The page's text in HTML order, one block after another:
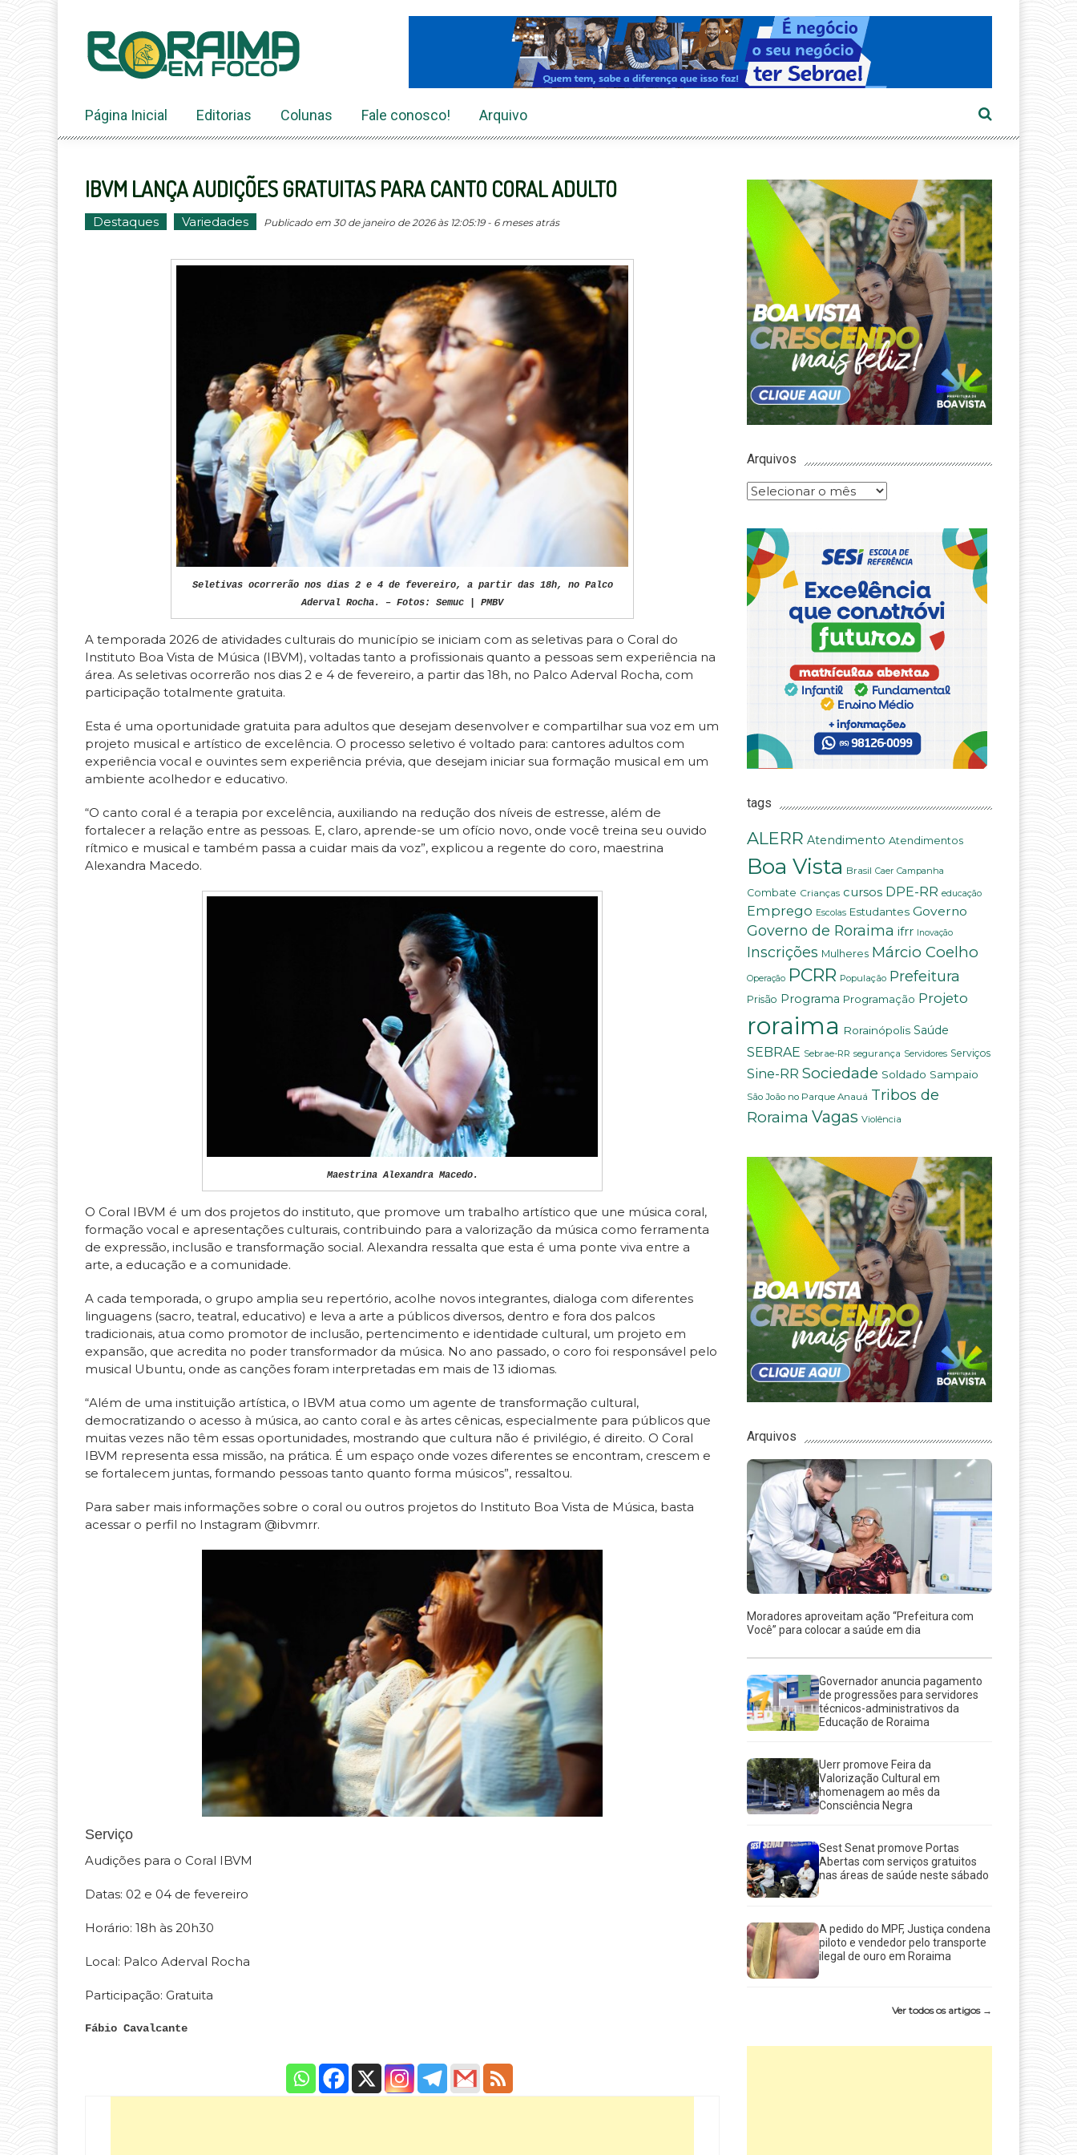
conteúdo
Página Inicial Editorias Colunas Fale conosco! Arquivo
IBVM LANÇA AUDIÇÕES GRATUITAS PARA CANTO CORAL ADULTO
Destaques Variedades Publicado em 30 de janeiro de 2026 às 12:05:19 - 6 meses atrás
Seletivas ocorrerão nos dias 2 e 4 de fevereiro, a partir das 18h, no Palco
Aderval Rocha. – Fotos: Semuc | PMBV
A temporada 2026 de atividades culturais do município se iniciam com as seletivas para o Coral do
Instituto Boa Vista de Música (IBVM), voltadas tanto a profissionais quanto a pessoas sem experiência na
área. As seletivas ocorrerão nos dias 2 e 4 de fevereiro, a partir das 18h, no Palco Aderval Rocha, com
participação totalmente gratuita.
Esta é uma oportunidade gratuita para adultos que desejam desenvolver e compartilhar sua voz em um
projeto musical e artístico de excelência. O processo seletivo é voltado para: cantores adultos com
experiência vocal e ouvintes sem experiência prévia, que desejam iniciar sua formação musical em um
ambiente acolhedor e educativo.
“O canto coral é a terapia por excelência, auxiliando na redução dos níveis de estresse, além de
fortalecer a relação entre as pessoas. E, claro, aprende-se um ofício novo, onde você treina seu ouvido
rítmico e musical e também passa a cuidar mais da voz”, explicou a regente do coro, maestrina
Alexandra Macedo.
Maestrina Alexandra Macedo.
O Coral IBVM é um dos projetos do instituto, que promove um trabalho artístico que une música coral,
formação vocal e apresentações culturais, contribuindo para a valorização da música como ferramenta
de expressão, inclusão e transformação social. Alexandra ressalta que esta é uma ponte viva entre a
arte, a educação e a comunidade.
A cada temporada, o grupo amplia seu repertório, acolhe novos integrantes, dialoga com diferentes
linguagens (sacro, teatral, educativo) e leva a arte a públicos diversos, dentro e fora dos palcos
tradicionais, atua como promotor de inclusão, pertencimento e identidade cultural, um projeto em
expansão, que acredita no poder transformador da música. No ano passado, o coro foi responsável pelo
musical Ubuntu, onde as canções foram interpretadas em mais de 13 idiomas.
“Além de uma instituição artística, o IBVM atua como um agente de transformação cultural,
democratizando o acesso à música, ao canto coral e às artes cênicas, especialmente para públicos que
muitas vezes não têm essas oportunidades, mostrando que cultura não é privilégio, é direito. O Coral
IBVM representa essa missão, na prática. É um espaço onde vozes diferentes se encontram, crescem e
se fortalecem juntas, formando pessoas tanto quanto forma músicos”, ressaltou.
Para saber mais informações sobre o coral ou outros projetos do Instituto Boa Vista de Música, basta
acessar o perfil no Instagram @ibvmrr.
Serviço
Audições para o Coral IBVM
Datas: 02 e 04 de fevereiro
Horário: 18h às 20h30
Local: Palco Aderval Rocha
Participação: Gratuita
Fábio Cavalcante
Arquivos
Arquivos
tags
ALERR Atendimento Atendimentos
Boa Vista Brasil Caer Campanha
Combate Crianças cursos DPE-RR educação
Emprego Escolas Estudantes Governo
Governo de Roraima ifrr Inovação
Inscrições Mulheres Márcio Coelho
Operação PCRR População Prefeitura
Prisão Programa Programação Projeto
roraima Rorainópolis Saúde
SEBRAE Sebrae-RR segurança Servidores Serviços
Sine-RR Sociedade Soldado Sampaio
São João no Parque Anauá Tribos de
Roraima Vagas Violência
Arquivos
Moradores aproveitam ação “Prefeitura com
Você” para colocar a saúde em dia
Governador anuncia pagamento
de progressões para servidores
técnicos-administrativos da
Educação de Roraima
Uerr promove Feira da
Valorização Cultural em
homenagem ao mês da
Consciência Negra
Sest Senat promove Portas
Abertas com serviços gratuitos
nas áreas de saúde neste sábado
A pedido do MPF, Justiça condena
piloto e vendedor pelo transporte
ilegal de ouro em Roraima
Ver todos os artigos →